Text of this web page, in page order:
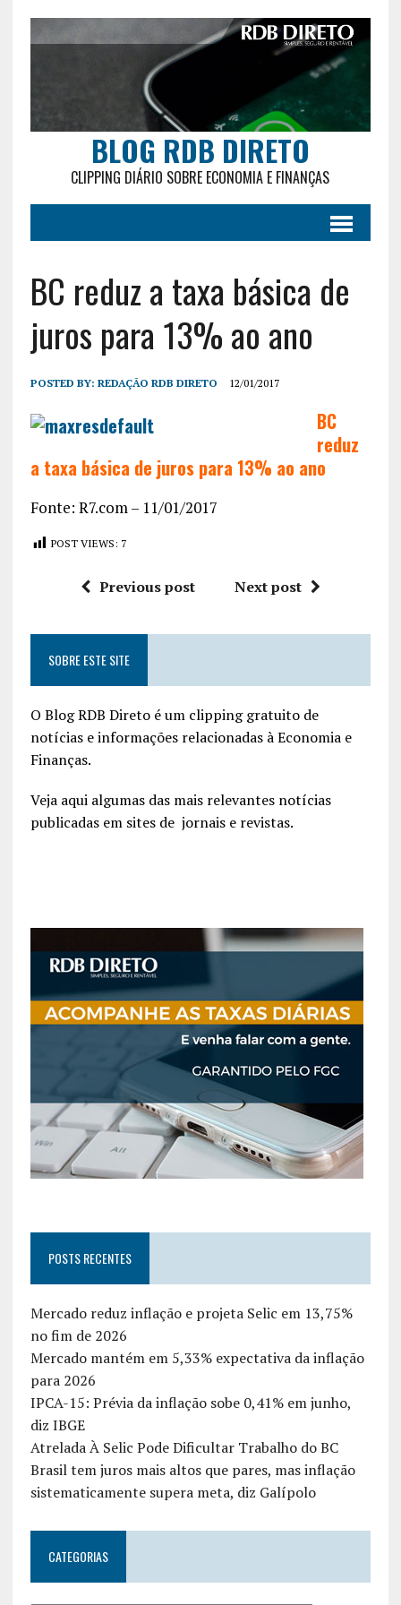
BLOG RDB DIRETO
CLIPPING DIÁRIO SOBRE ECONOMIA E FINANÇAS
BC reduz a taxa básica de
juros para 13% ao ano
POSTED BY: REDAÇÃO RDB DIRETO 12/01/2017
BC
reduz
a taxa básica de juros para 13% ao ano
Fonte: R7.com – 11/01/2017
POST VIEWS: 7
Previous post Next post
SOBRE ESTE SITE
O Blog RDB Direto é um clipping gratuito de
notícias e informações relacionadas à Economia e
Finanças.
Veja aqui algumas das mais relevantes notícias
publicadas em sites de jornais e revistas.
POSTS RECENTES
Mercado reduz inflação e projeta Selic em 13,75%
no fim de 2026
Mercado mantém em 5,33% expectativa da inflação
para 2026
IPCA-15: Prévia da inflação sobe 0,41% em junho,
diz IBGE
Atrelada À Selic Pode Dificultar Trabalho do BC
Brasil tem juros mais altos que pares, mas inflação
sistematicamente supera meta, diz Galípolo
CATEGORIAS